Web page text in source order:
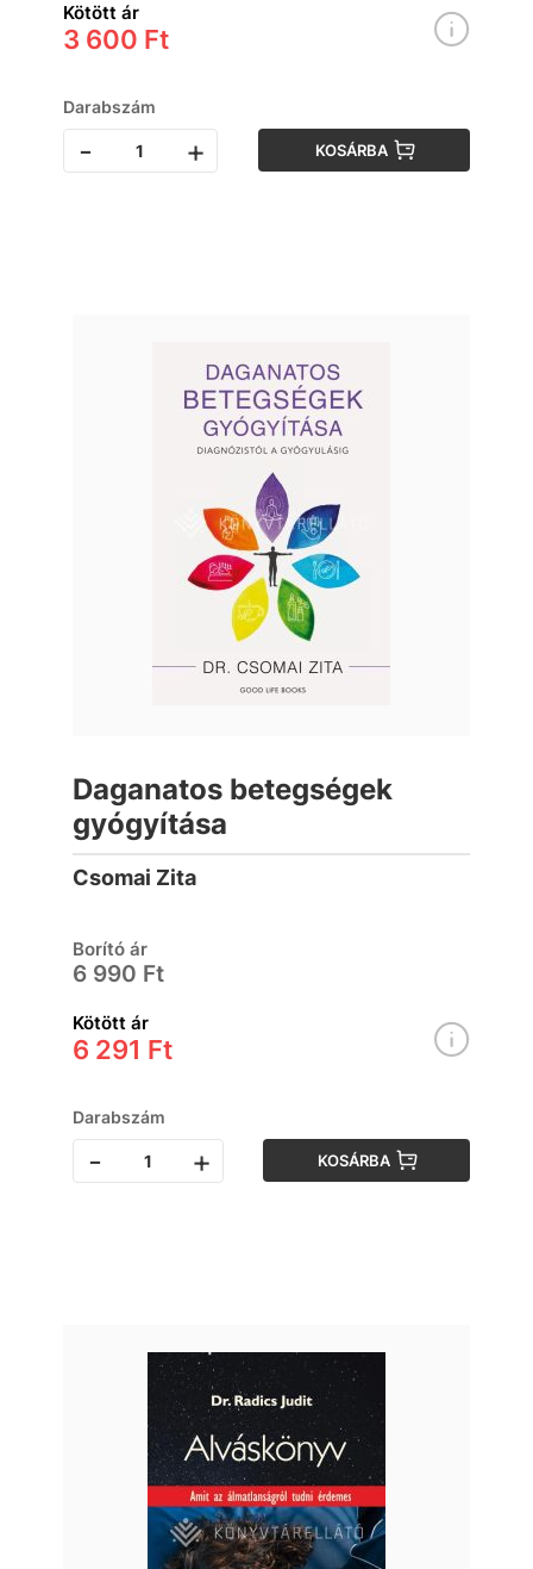
Kötött ár
3 600 Ft
Darabszám
- + KOSÁRBA
Daganatos betegségek
gyógyítása
Csomai Zita
Borító ár
6 990 Ft
Kötött ár
6 291 Ft
Darabszám
- + KOSÁRBA